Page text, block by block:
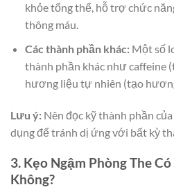
khỏe tổng thể, hỗ trợ chức
thông máu.
Các thành phần khác:Một số
thành phần khác như caffeine
hương liệu tự nhiên (tạo
Lưu ý: Nên đọc kỹ thành phần
dụng để tránh dị ứng với bất kỳ
3. Kẹo Ngậm Phòng The
Không?